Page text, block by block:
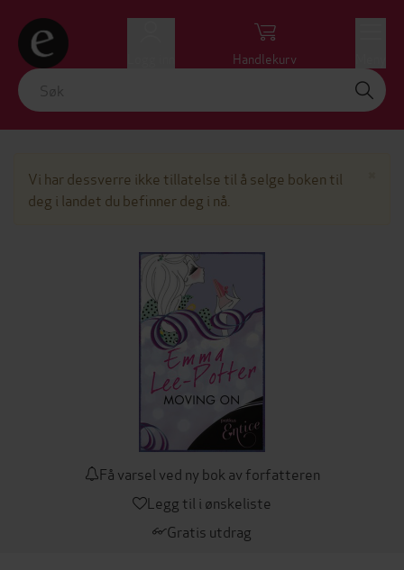
Handlekurv
Vi har dessverre ikke tillatelse til å selge boken til
deg i landet du befinner deg i nå.
Få varsel ved ny bok av forfatteren
Legg til i ønskeliste
Gratis utdrag